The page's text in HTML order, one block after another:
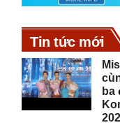
Tin tức mới
ba